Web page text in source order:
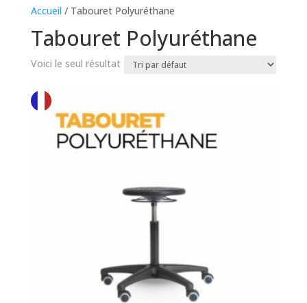
Accueil / Tabouret Polyuréthane
Tabouret Polyuréthane
Voici le seul résultat